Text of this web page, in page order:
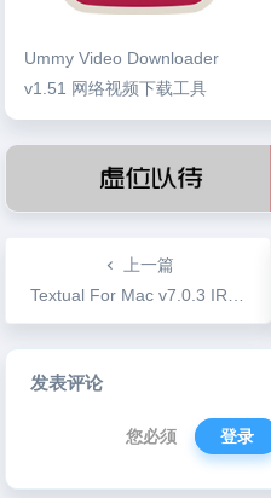
Ummy Video Downloader
v1.51 网络视频下载工具
上一篇
Textual For Mac v7.0.3 IRC多线聊天工具客户端
发表评论
您必须 登录